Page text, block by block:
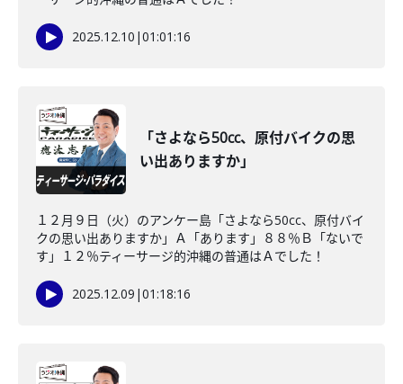
2025.12.10 |01:01:16
「さよなら50cc、原付バイクの思
い出ありますか」
１２月９日（火）のアンケー島「さよなら50cc、原付バイ
クの思い出ありますか」Ａ「あります」８８％Ｂ「ないで
す」１２％ティーサージ的沖縄の普通はＡでした！
2025.12.09 |01:18:16